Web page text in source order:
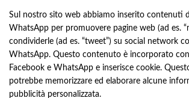
Sul nostro sito web abbiamo inserito contenuti
WhatsApp per promuovere pagine web (ad es.
condividerle (ad es. “tweet”) su social network
WhatsApp. Questo contenuto è incorporato
Facebook e WhatsApp e inserisce cookie.
potrebbe memorizzare ed elaborare alcune
pubblicità personalizzata.